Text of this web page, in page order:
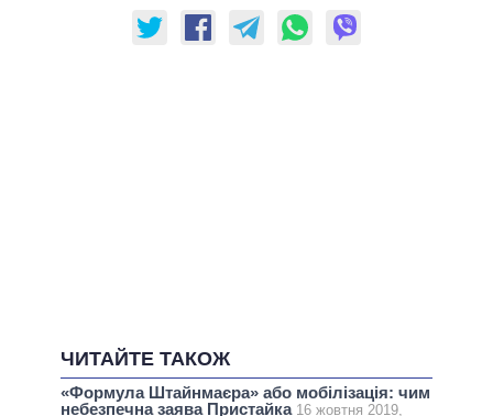
ЧИТАЙТЕ ТАКОЖ
«Формула Штайнмаєра» або мобілізація: чим
небезпечна заява Пристайка 16 жовтня 2019,